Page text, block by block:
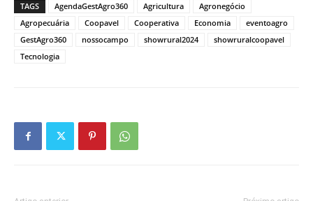
TAGS AgendaGestAgro360 Agricultura
Agronegócio
Agropecuária
Coopavel Cooperativa Economia
eventoagro
GestAgro360
nossocampo showrural2024
showruralcoopavel
Tecnologia